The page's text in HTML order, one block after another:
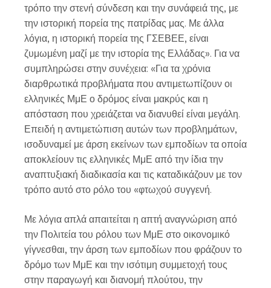
τρόπο την στενή σύνδεση και την συνάφειά της, με
την ιστορική πορεία της πατρίδας μας. Με άλλα
λόγια, η ιστορική πορεία της ΓΣΕΒΕΕ, είναι
ζυμωμένη μαζί με την ιστορία της Ελλάδας». Για να
συμπληρώσει στην συνέχεια: «Για τα χρόνια
διαρθρωτικά προβλήματα που αντιμετωπίζουν οι
ελληνικές ΜμΕ ο δρόμος είναι μακρύς και η
απόσταση που χρειάζεται να διανυθεί είναι μεγάλη.
Επειδή η αντιμετώπιση αυτών των προβλημάτων,
ισοδυναμεί με άρση εκείνων των εμποδίων τα οποία
αποκλείουν τις ελληνικές ΜμΕ από την ίδια την
αναπτυξιακή διαδικασία και τις καταδικάζουν με τον
τρόπο αυτό στο ρόλο του «φτωχού συγγενή.
Με λόγια απλά απαιτείται η απτή αναγνώριση από
την Πολιτεία του ρόλου των ΜμΕ στο οικονομικό
γίγνεσθαι, την άρση των εμποδίων που φράζουν το
δρόμο των ΜμΕ και την ισότιμη συμμετοχή τους
στην παραγωγή και διανομή πλούτου, την